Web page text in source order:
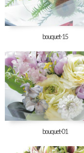
bouquet-15
bouquet-01